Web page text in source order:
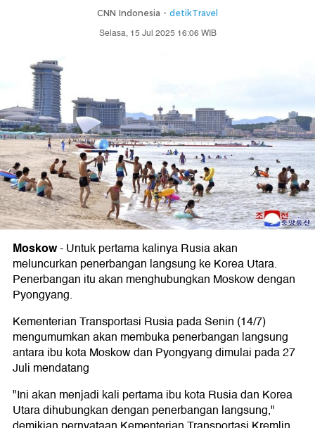
CNN Indonesia - detikTravel
Selasa, 15 Jul 2025 16:06 WIB
Moskow-Untuk pertama kalinya Rusia akan
meluncurkan penerbangan langsung ke Korea Utara.
Penerbangan itu akan menghubungkan Moskow dengan
Pyongyang.
Kementerian Transportasi Rusia pada Senin (14/7)
mengumumkan akan membuka penerbangan langsung
antara ibu kota Moskow dan Pyongyang dimulai pada 27
Juli mendatang
"Ini akan menjadi kali pertama ibu kota Rusia dan Korea
Utara dihubungkan dengan penerbangan langsung,"